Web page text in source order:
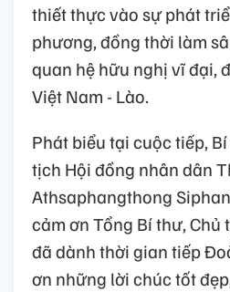
thiết thực vào sự phát
phương, đồng thời làm
quan hệ hữu nghị vĩ đại,
Việt Nam - Lào.
Phát biểu tại cuộc tiếp,
tịch Hội đồng nhân dân
Athsaphangthong
cảm ơn Tổng Bí thư, Chủ
đã dành thời gian tiếp
ơn những lời chúc tốt